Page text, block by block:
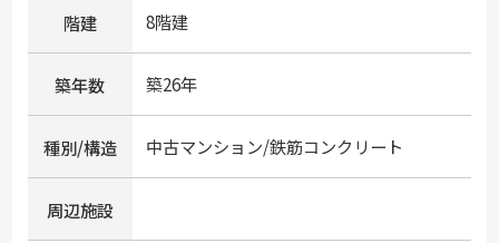
階建 8階建
築年数 築26年
種別/構造 中古マンション/鉄筋コンクリート
周辺施設